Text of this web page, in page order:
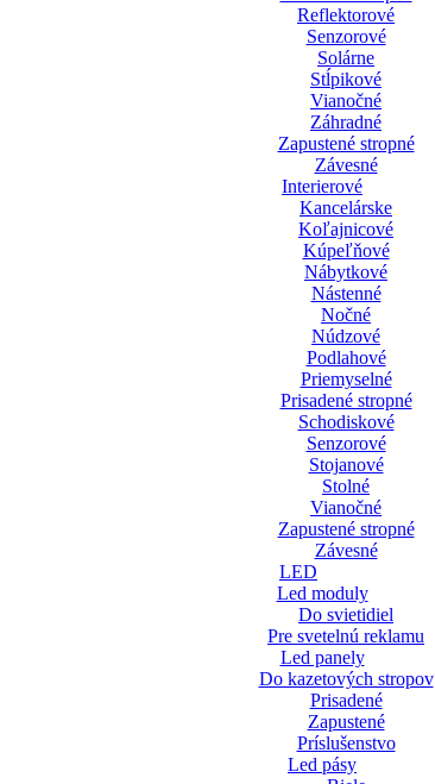
Reflektorové
Senzorové
Solárne
Stĺpikové
Vianočné
Záhradné
Zapustené stropné
Závesné
Interierové
Kancelárske
Koľajnicové
Kúpeľňové
Nábytkové
Nástenné
Nočné
Núdzové
Podlahové
Priemyselné
Prisadené stropné
Schodiskové
Senzorové
Stojanové
Stolné
Vianočné
Zapustené stropné
Závesné
LED
Led moduly
Do svietidiel
Pre svetelnú reklamu
Led panely
Do kazetových stropov
Prisadené
Zapustené
Príslušenstvo
Led pásy